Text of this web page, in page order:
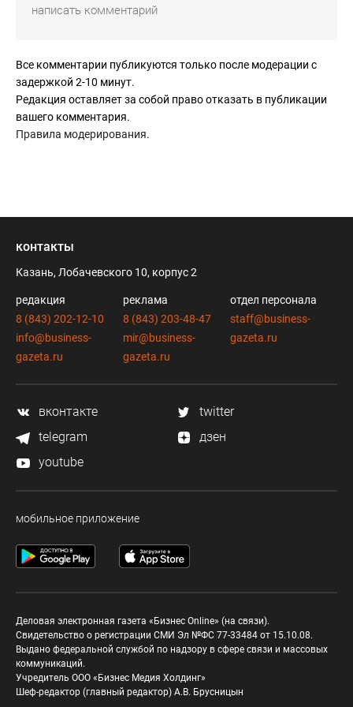
Все комментарии публикуются только после модерации с
задержкой 2-10 минут.
Редакция оставляет за собой право отказать в публикации
вашего комментария.
Правила модерирования.
контакты
Казань, Лобачевского 10, корпус 2
редакция
8 (843) 202-12-10
info@business-
gazeta.ru
реклама
8 (843) 203-48-47
mir@business-
gazeta.ru
отдел персонала
staff@business-
gazeta.ru
вконтакте
twitter
telegram
дзен
youtube
мобильное приложение
Деловая электронная газета «Бизнес Online» (на связи).
Свидетельство о регистрации СМИ Эл №ФС 77-33484 от 15.10.08.
Выдано федеральной службой по надзору в сфере связи и массовых
коммуникаций.
Учредитель ООО «Бизнес Медия Холдинг»
Шеф-редактор (главный редактор) А.В. Брусницын